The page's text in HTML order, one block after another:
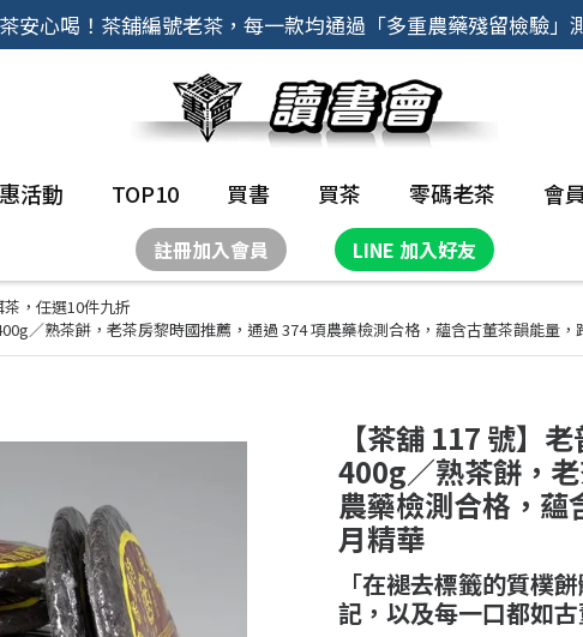
安心喝！茶舖編號老茶，每一款均通過「多重農藥殘留檢驗」
活動 TOP10 買書 買茶 零碼老茶 會
註冊加入會員 LINE 加入好友
茶，任選10件九折
／熟茶餅，老茶房黎時國推薦，通過 374 項農藥檢測合格，蘊含古董茶韻能量
【茶舖 117 號】
400g／熟茶餅，
農藥檢測合格，蘊
月精華
「在褪去標籤的質樸
記，以及每一口都如